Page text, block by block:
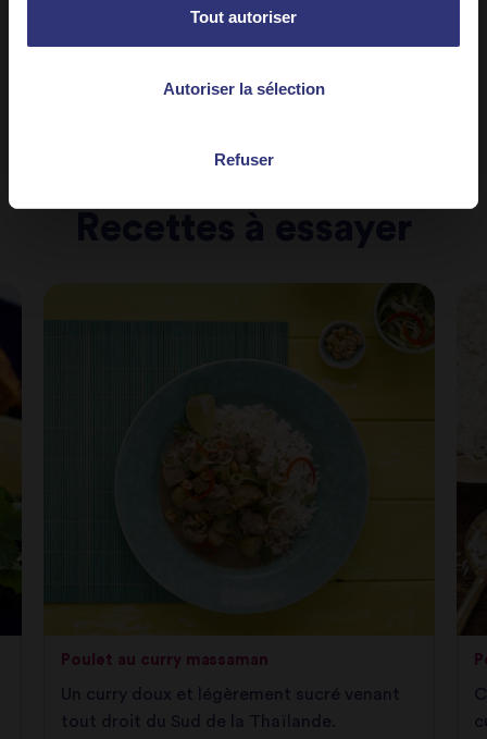
Tout autoriser
Autoriser la sélection
Refuser
Poulet au curry massaman
Un curry doux et légèrement sucré venant
tout droit du Sud de la Thaïlande.